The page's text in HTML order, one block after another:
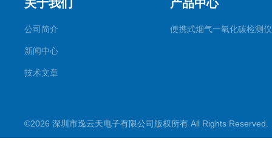
关于我们
公司简介
新闻中心
技术文章
产品中心
便携式烟气一氧化碳检测仪
©2026 深圳市逸云天电子有限公司版权所有 All Rights